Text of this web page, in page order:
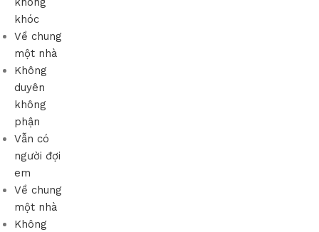
khóc
Về chung
một nhà
Không
duyên
không
phận
Vẫn có
người đợi
em
Về chung
một nhà
Không